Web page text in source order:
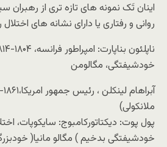
اینان تَک نمونه های تازه تری از رهبران
روانی و رفتاری یا دارای نشانه های
خودشیفتگی، مگالومن
ملانکولی)
پول پوت: دیکتاتورکامبوج: سایکوپات،
خودشیفتگی بدخیم ) مگالو مانیا( خودبزرگ